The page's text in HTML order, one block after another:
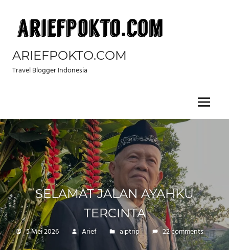
content
ARIEFPOKTO.COM
Travel Blogger Indonesia
Menu
SELAMAT JALAN AYAHKU
TERCINTA
5 Mei 2026 Arief aiptrip 22 comments